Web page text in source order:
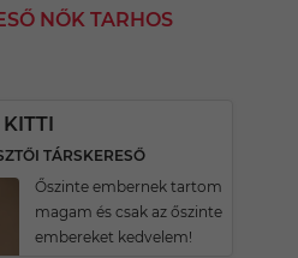
NŐK TARHOS
KITTI
TÁRSKERESŐ
Őszinte embernek tartom
magam és csak az őszinte
embereket kedvelem!